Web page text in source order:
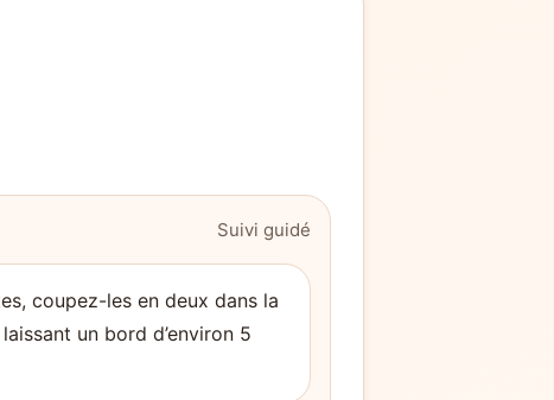
Suivi guidé
coupez-les en deux dans la
un bord d’environ 5